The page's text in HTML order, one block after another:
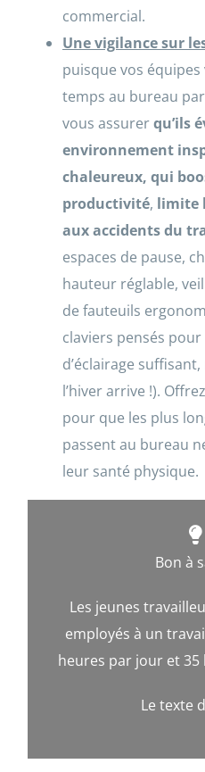
commercial.
Une vigilance sur
puisque vos
temps au bureau
vous assurerqu’ils
environnement
chaleureux, qui
productivité, limite
aux accidents du
espaces de pause,
hauteur réglable,
de fauteuils
claviers pensés
d’éclairage
l’hiver arrive !).
pour que les plus
passent au bureau
leur santé physique.
Bon à
Les jeunes
employés à un
heures par jour et 35
Le texte